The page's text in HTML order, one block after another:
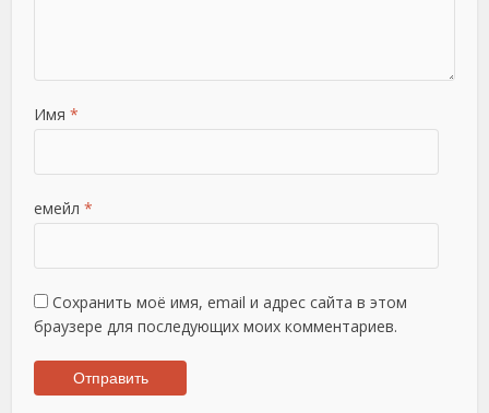
Имя *
емейл *
Сохранить моё имя, email и адрес сайта в этом
браузере для последующих моих комментариев.